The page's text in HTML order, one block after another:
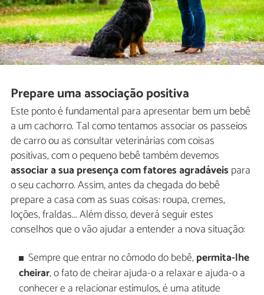
Prepare uma associação positiva
Este ponto é fundamental para apresentar bem um bebê
a um cachorro. Tal como tentamos associar os passeios
de carro ou as consultar veterinárias com coisas
positivas, com o pequeno bebê também devemos
associar a sua presença com fatores agradáveis para
o seu cachorro. Assim, antes da chegada do bebê
prepare a casa com as suas coisas: roupa, cremes,
loções, fraldas... Além disso, deverá seguir estes
conselhos que o vão ajudar a entender a nova situação:
Sempre que entrar no cômodo do bebê,permita-lhe
cheirar, o fato de cheirar ajuda-o a relaxar e ajuda-o a
conhecer e a relacionar estímulos, é uma atitude